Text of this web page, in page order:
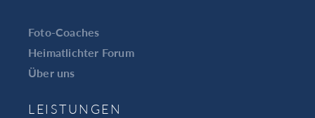
Foto-Coaches
Heimatlichter Forum
Über uns
LEISTUNGEN